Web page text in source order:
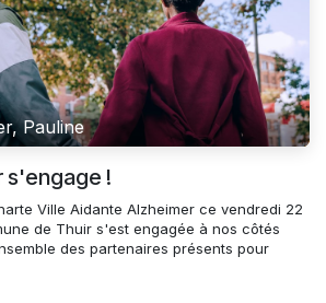
Pauline
s'engage !
Ville Aidante Alzheimer ce vendredi 22
de Thuir s'est engagée à nos côtés
des partenaires présents pour